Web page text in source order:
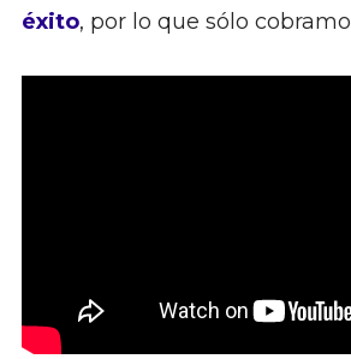
éxito, por lo que sólo